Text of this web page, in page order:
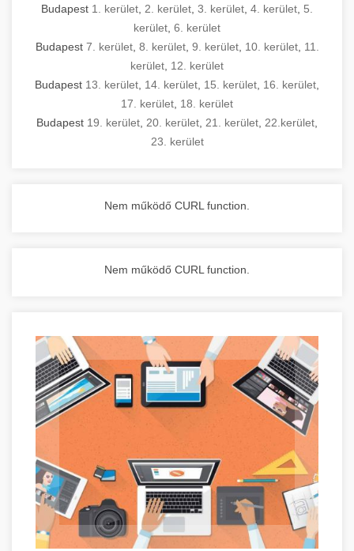
Budapest 1. kerület 2. kerület 3. kerület 4. kerület 5.
kerület 6. kerület
Budapest 7. kerület, 8. kerület, 9. kerület, 10. kerület, 11.
kerület 12. kerület
Budapest 13. kerület 14. kerület 15. kerület 16. kerület
17. kerület 18. kerület
Budapest 19. kerület 20. kerület 21. kerület 22.kerület
23. kerület
Nem működő CURL function.
Nem működő CURL function.